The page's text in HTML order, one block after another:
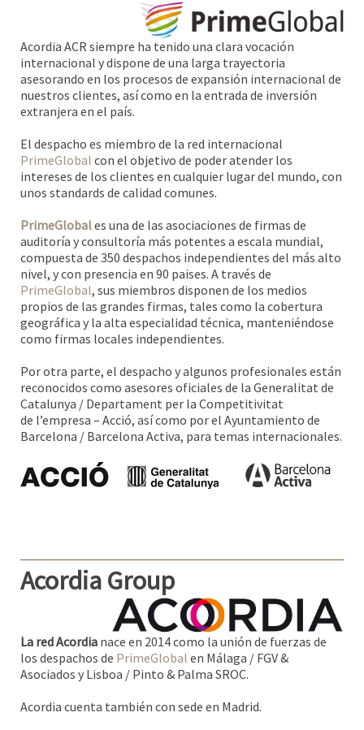
Acordia ACR siempre ha tenido una clara vocación
internacional y dispone de una larga trayectoria
asesorando en los procesos de expansión internacional de
nuestros clientes, así como en la entrada de inversión
extranjera en el país.
El despacho es miembro de la red internacional
PrimeGlobal con el objetivo de poder atender los
intereses de los clientes en cualquier lugar del mundo, con
unos standards de calidad comunes.
PrimeGlobales una de las asociaciones de firmas de
auditoría y consultoría más potentes a escala mundial,
compuesta de 350 despachos independientes del más alto
nivel, y con presencia en 90 paises. A través de
PrimeGlobal, sus miembros disponen de los medios
propios de las grandes firmas, tales como la cobertura
geográfica y la alta especialidad técnica, manteniéndose
como firmas locales independientes.
Por otra parte, el despacho y algunos profesionales están
reconocidos como asesores oficiales de la Generalitat de
Catalunya / Departament per la Competitivitat
de l’empresa – Acció, así como por el Ayuntamiento de
Barcelona / Barcelona Activa, para temas internacionales.
Acordia Group
La red Acordia nace en 2014 como la unión de fuerzas de
los despachos de PrimeGlobal en Málaga / FGV &
Asociados y Lisboa / Pinto & Palma SROC.
Acordia cuenta también con sede en Madrid.